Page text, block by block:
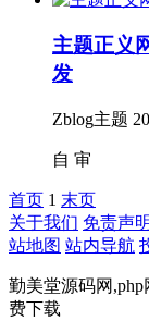
主题正义
发
Zblog主题
自 审
首页 1 末页
关于我们 免责声明
站地图 站内导航
勤美堂源码网
费下载